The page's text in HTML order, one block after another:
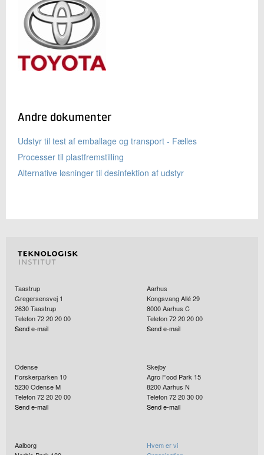
Andre dokumenter
Udstyr til test af emballage og transport - Fælles
Processer til plastfremstilling
Alternative løsninger til desinfektion af udstyr
Taastrup
Gregersensvej 1
2630Taastrup
Telefon 72 20 20 00
Send e-mail
Aarhus
Kongsvang Allé 29
8000Aarhus C
Telefon 72 20 20 00
Send e-mail
Odense
Forskerparken 10
5230Odense M
Telefon 72 20 20 00
Send e-mail
Skejby
Agro Food Park 15
8200Aarhus N
Telefon 72 20 30 00
Send e-mail
Aalborg
Hvem er vi